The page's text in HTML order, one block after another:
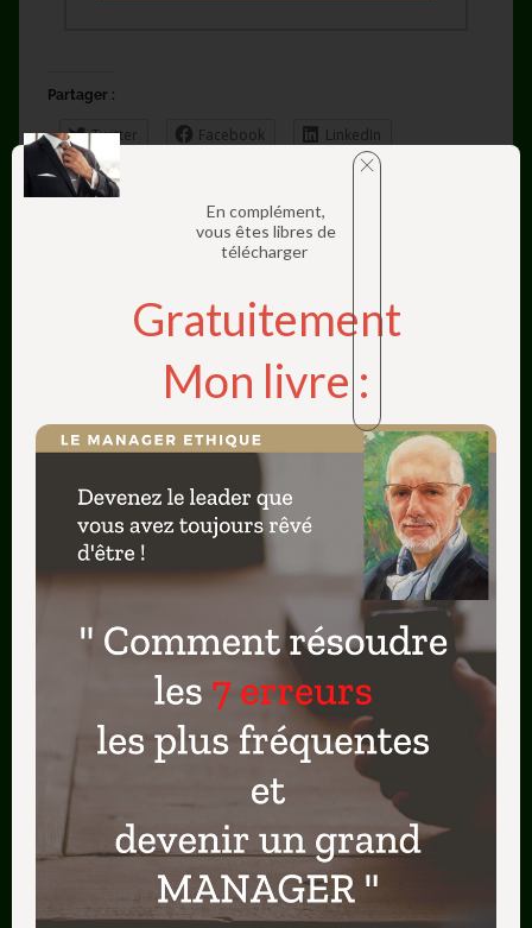
Partager :
Twitter Facebook LinkedIn
WordPress:
carrière de manager
Directeur : 7+1 défis à
relever
Comment je suis
devenu Directeur sans
Techniques de MANAGEMENT
Navigation
En complément,
vous êtes libres de
télécharger
Gratuitement
Mon livre :